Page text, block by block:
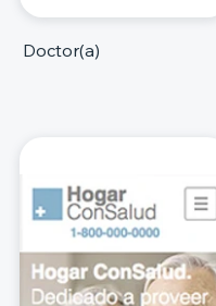
Doctor(a)